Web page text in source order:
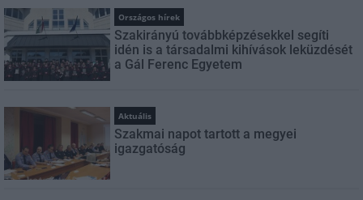
Országos hírek
Szakirányú továbbképzésekkel segíti
idén is a társadalmi kihívások leküzdését
a Gál Ferenc Egyetem
Aktuális
Szakmai napot tartott a megyei
igazgatóság